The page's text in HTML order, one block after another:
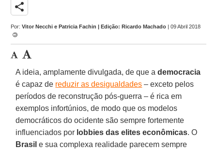
share
Por:Vitor Necchi e Patricia Fachin | Edição: Ricardo Machado | 09 Abril 2018
A ideia, amplamente divulgada, de que ademocracia
é capaz de reduzir as desigualdades – exceto pelos
períodos de reconstrução pós-guerra – é rica em
exemplos infortúnios, de modo que os modelos
democráticos do ocidente são sempre fortemente
influenciados por lobbies das elites econômicas. O
Brasil e sua complexa realidade parecem sempre